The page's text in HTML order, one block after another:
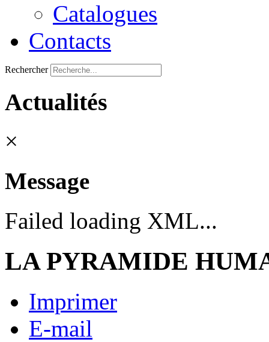
Catalogues
Contacts
Rechercher
Actualités
×
Message
Failed loading XML...
LA PYRAMIDE
Imprimer
E-mail